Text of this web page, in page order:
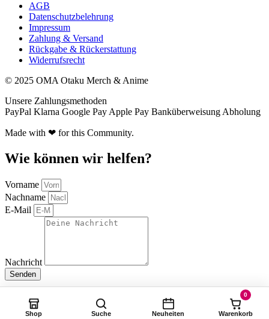
Shop Suche Neuheiten Warenkorb
0
AGB
Datenschutzbelehrung
Impressum
Zahlung & Versand
Rückgabe & Rückerstattung
Widerrufsrecht
© 2025 OMA Otaku Merch & Anime
Unsere Zahlungsmethoden
PayPal Klarna Google Pay Apple Pay Banküberweisung Abholung
Made with ❤ for this Community.
Wie können wir helfen?
Vorname
Nachname
E-Mail
Nachricht
Senden